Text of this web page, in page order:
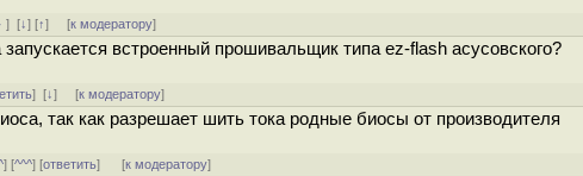
][↓] [↑] [к модератору]
встроенный прошивальщик типа ez-flash асусовского?
][↓] [к модератору]
так как разрешает шить тока родные биосы от производителя
] [^^^] [ответить] [к модератору]